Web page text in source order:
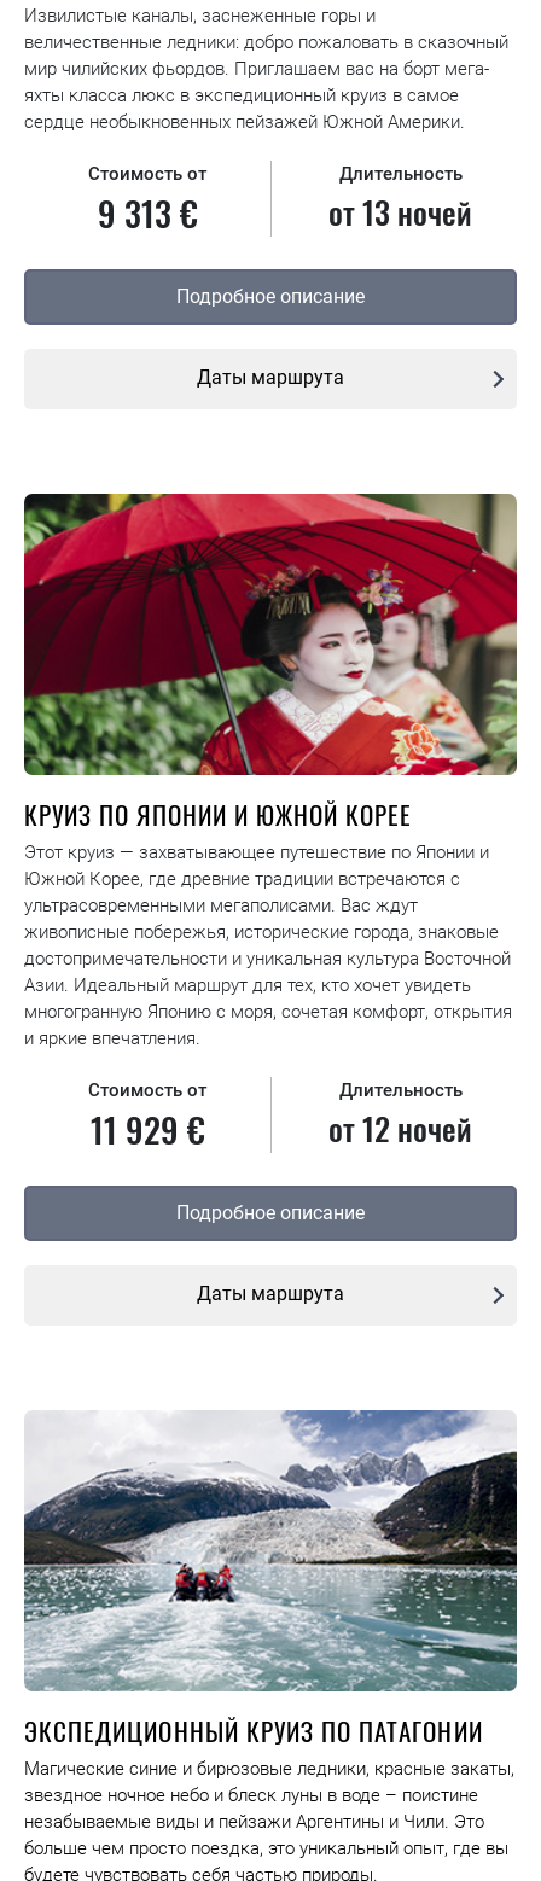
Извилистые каналы, заснеженные горы и
величественные ледники: добро пожаловать в сказочный
мир чилийских фьордов. Приглашаем вас на борт мега-
яхты класса люкс в экспедиционный круиз в самое
сердце необыкновенных пейзажей Южной Америки.
Стоимость от
9 313 €
Длительность
от 13 ночей
Подробное описание
Даты маршрута
КРУИЗ ПО ЯПОНИИ И ЮЖНОЙ КОРЕЕ
Этот круиз — захватывающее путешествие по Японии и
Южной Корее, где древние традиции встречаются с
ультрасовременными мегаполисами. Вас ждут
живописные побережья, исторические города, знаковые
достопримечательности и уникальная культура Восточной
Азии. Идеальный маршрут для тех, кто хочет увидеть
многогранную Японию с моря, сочетая комфорт, открытия
и яркие впечатления.
Стоимость от
11 929 €
Длительность
от 12 ночей
Подробное описание
Даты маршрута
ЭКСПЕДИЦИОННЫЙ КРУИЗ ПО ПАТАГОНИИ
Магические синие и бирюзовые ледники, красные закаты,
звездное ночное небо и блеск луны в воде – поистине
незабываемые виды и пейзажи Аргентины и Чили. Это
больше чем просто поездка, это уникальный опыт, где вы
будете чувствовать себя частью природы.